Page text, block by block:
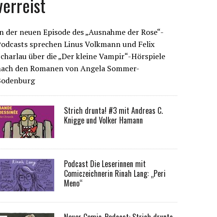
der neuen Episode des „Ausnahme der Rose“-
sprechen Linus Volkmann und Felix
über die „Der kleine Vampir“-Hörspiele
den Romanen von Angela Sommer-
Strich drunta! #3 mit Andreas C.
Knigge und Volker Hamann
Podcast Die Leserinnen mit
Comiczeichnerin Rinah Lang: „Peri
Meno“